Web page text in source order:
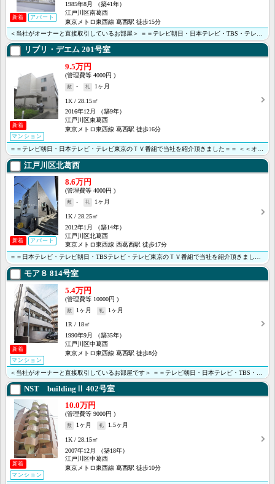
新着 アパート
1985年8月
（築41年）
江戸川区南葛西
東京メトロ東西線 葛西駅 徒歩15分
＜当社がオーナーと直接取引しているお部屋＞ ＝＝テレビ朝日・日本テレビ・TBS・テレビ東京のTV番組･･･
リブリ・デエム 201号室
新着
マンション
9.5万円
4000円
-
1ヶ月
1K
28.15㎡
2016年12月
（築9年）
江戸川区東葛西
東京メトロ東西線 葛西駅 徒歩16分
＝＝テレビ朝日・日本テレビ・テレビ東京のＴＶ番組で当社を紹介頂きました＝＝ ＜＜オンライン内見・接客･･･
江戸川区北葛西
新着 アパート
8.6万円
4000円
-
1ヶ月
1K
28.25㎡
2012年1月
（築14年）
江戸川区北葛西
東京メトロ東西線 西葛西駅 徒歩17分
＝＝日本テレビ・テレビ朝日・TBSテレビ・テレビ東京のＴＶ番組で当社を紹介頂きました＝＝ ＜＜オンラ･･･
モア８ 814号室
新着
マンション
5.4万円
10000円
1ヶ月
1ヶ月
1R
18㎡
1990年9月
（築35年）
江戸川区中葛西
東京メトロ東西線 葛西駅 徒歩8分
NST buildingⅡ 402号室
新着
マンション
10.0万円
9000円
1ヶ月
1.5ヶ月
1K
28.15㎡
2007年12月
（築18年）
江戸川区中葛西
東京メトロ東西線 葛西駅 徒歩10分